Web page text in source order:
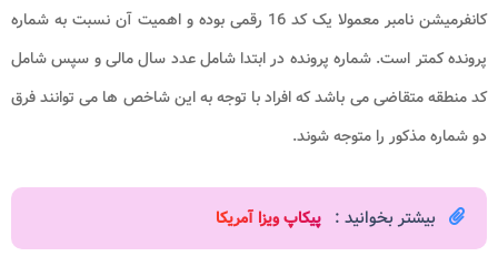
کانفرمیشن نامبر معمولا یک کد 16 رقمی بوده و اهمیت آن نسبت به شماره
پرونده کمتر است. شماره پرونده در ابتدا شامل عدد سال مالی و سپس شامل
کد منطقه متقاضی می باشد که افراد با توجه به این شاخص ها می توانند فرق
دو شماره مذکور را متوجه شوند.
بیشتر بخوانید : پیکاپ ویزا آمریکا